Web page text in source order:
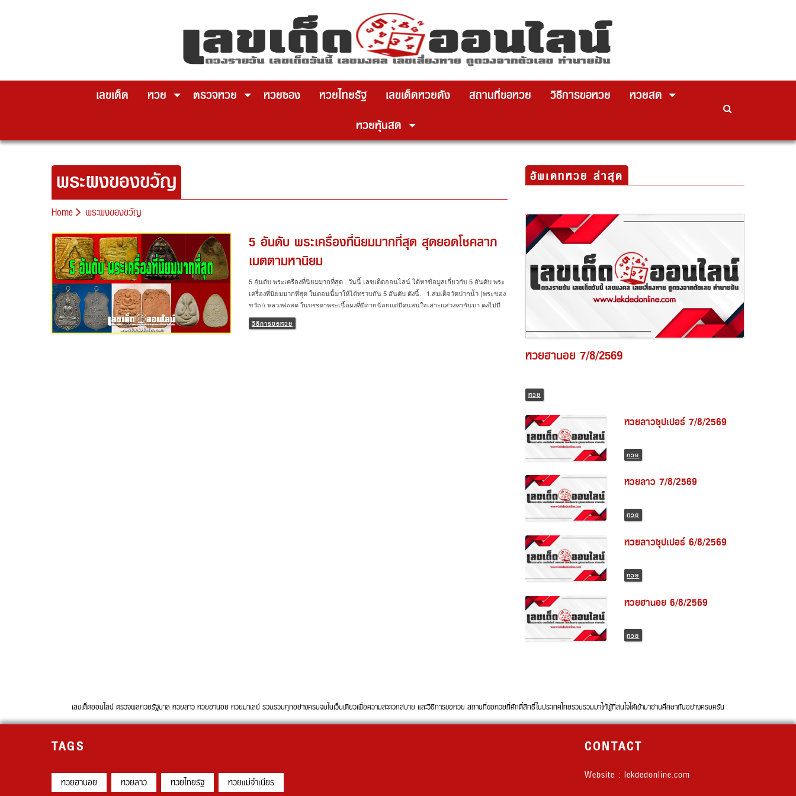
เลขเด็ด หวย ตรวจหวย หวยซอง หวยไทยรัฐ เลขเด็ดหวยดัง สถานที่ขอหวย วิธีการขอหวย
หวยสด
หวยหุ้นสด
พระผงของขวัญ
Home พระผงของขวัญ
5 อันดับ พระเครื่องที่นิยมมากที่สุด สุดยอดโชคลาภ
เมตตามหานิยม
5 อันดับ พระเครื่องที่นิยมมากที่สุด วันนี้ เลขเด็ดออนไลน์ ได้หาข้อมูลเกี่ยวกับ 5 อันดับ พระ
เครื่องที่นิยมมากที่สุด ในตอนนี้มาให้ได้ทราบกัน 5 อันดับ ดังนี้. 1.สมเด็จวัดปากน้ำ (พระของ
ขวัญ) หลวงพ่อสด ในบรรดาพระเนื้อผงที่มีอายุน้อยแต่มีคนสนใจเสาะแสวงหากันมา คงไม่มี
ใครที่ไม่รู้จัก พระของขวัญ หรือ สมเด็จวัดปากน้ำ ของพระเดชพระคุณพระมงคลเทพมุนี (สด
จนฺทสโร) หรือ หลวงพ่อสด วัดปากน้ำ ภาษีเจริญ อย่างแน่นอน ด้วยอานุภาพของพระของ
วิธีการขอหวย
อัพเดทหวย ล่าสุด
หวยฮานอย 7/8/2569
หวย
หวยลาวซุปเปอร์ 7/8/2569
หวย
หวยลาว 7/8/2569
หวย
หวยลาวซุปเปอร์ 6/8/2569
หวย
หวยฮานอย 6/8/2569
หวย
เลขเด็ดออนไลน์ ตรวจผลหวยรัฐบาล หวยลาว หวยฮานอย หวยมาเลย์ รวบรวมทุกอย่างครบจบในเว็บเดียวเพื่อความสะดวกสบาย และวิธีการขอหวย สถานที่ขอหวยที่ศักดิ์สิทธิ์ในประเทศไทยรวบรวมมาให้ผู้ที่สนใจได้เข้ามาอ่านศึกษากันอย่างครบครัน
TAGS
หวยฮานอย หวยลาว หวยไทยรัฐ หวยแม่จำเนียร
CONTACT
Website : lekdedonline.com